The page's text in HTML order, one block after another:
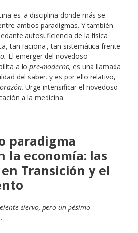
es la disciplina donde más se
ambos paradigmas. Y también
autosuficiencia de la física
tan racional, tan sistemática frente
El emerger del novedoso
a lo pre-moderno, es una llamada
del saber, y es por ello relativo,
Urge intensificar el novedoso
a la medicina.
paradigma
la economía: las
Transición y el
siervo, pero un pésimo